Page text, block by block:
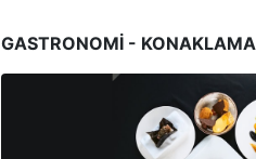
GASTRONOMİ - KONAKLAMA